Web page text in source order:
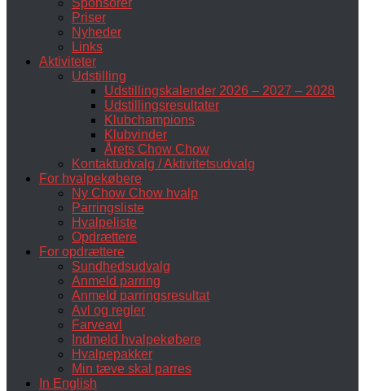
Sponsorer
Priser
Nyheder
Links
Aktiviteter
Udstilling
Udstillingskalender 2026 – 2027 – 2028
Udstillingsresultater
Klubchampions
Klubvinder
Årets Chow Chow
Kontaktudvalg / Aktivitetsudvalg
For hvalpekøbere
Ny Chow Chow hvalp
Parringsliste
Hvalpeliste
Opdrættere
For opdrættere
Sundhedsudvalg
Anmeld parring
Anmeld parringsresultat
Avl og regler
Farveavl
Indmeld hvalpekøbere
Hvalpepakker
Min tæve skal parres
In English